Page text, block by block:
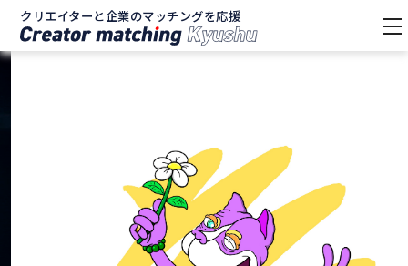
クリエイターと企業のマッチングを応援